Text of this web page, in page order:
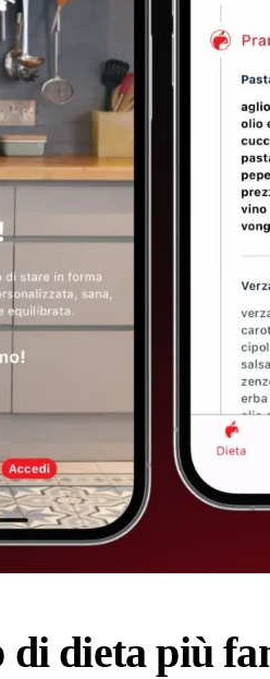
dieta più